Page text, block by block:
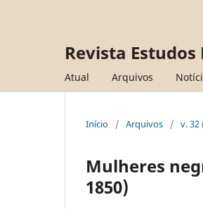
Revista
Atual Arquivos
Início / Arquivos / v. 32
Mulheres
1850)